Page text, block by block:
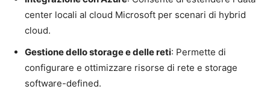
center locali al cloud Microsoft per scenari di hybrid
cloud.
Gestione dello storage e delle reti: Permette di
configurare e ottimizzare risorse di rete e storage
software-defined.